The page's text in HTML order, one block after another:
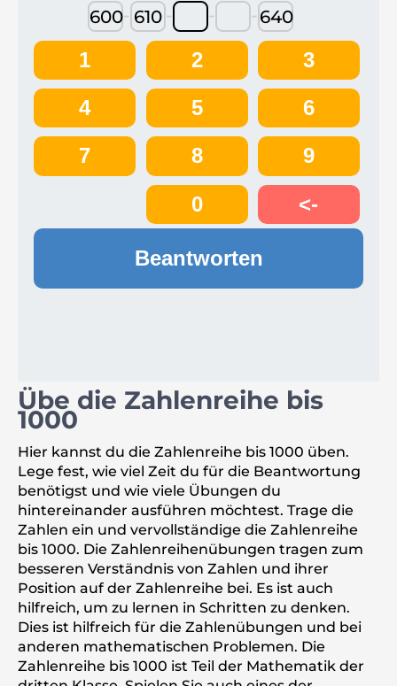
600- 610 - - - 640
1 2 3
4 5 6
7 8 9
0 <-
Beantworten
Übe die Zahlenreihe bis
1000
Hier kannst du die Zahlenreihe bis 1000 üben.
Lege fest, wie viel Zeit du für die Beantwortung
benötigst und wie viele Übungen du
hintereinander ausführen möchtest. Trage die
Zahlen ein und vervollständige die Zahlenreihe
bis 1000. Die Zahlenreihenübungen tragen zum
besseren Verständnis von Zahlen und ihrer
Position auf der Zahlenreihe bei. Es ist auch
hilfreich, um zu lernen in Schritten zu denken.
Dies ist hilfreich für die Zahlenübungen und bei
anderen mathematischen Problemen. Die
Zahlenreihe bis 1000 ist Teil der Mathematik der